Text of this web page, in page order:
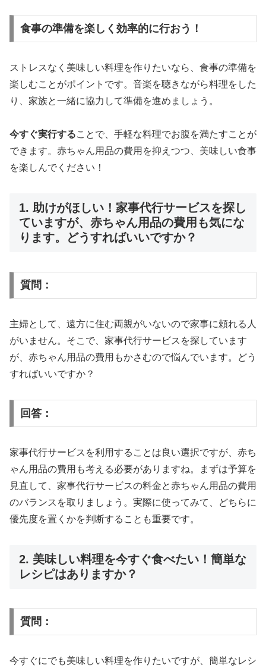
食事の準備を楽しく効率的に行おう！
ストレスなく美味しい料理を作りたいなら、食事の準備を
楽しむことがポイントです。音楽を聴きながら料理をした
り、家族と一緒に協力して準備を進めましょう。
今すぐ実行することで、手軽な料理でお腹を満たすことが
できます。赤ちゃん用品の費用を抑えつつ、美味しい食事
を楽しんでください！
1. 助けがほしい！家事代行サービスを探し
ていますが、赤ちゃん用品の費用も気にな
ります。どうすればいいですか？
質問：
主婦として、遠方に住む両親がいないので家事に頼れる人
がいません。そこで、家事代行サービスを探しています
が、赤ちゃん用品の費用もかさむので悩んでいます。どう
すればいいですか？
回答：
家事代行サービスを利用することは良い選択ですが、赤ち
ゃん用品の費用も考える必要がありますね。まずは予算を
見直して、家事代行サービスの料金と赤ちゃん用品の費用
のバランスを取りましょう。実際に使ってみて、どちらに
優先度を置くかを判断することも重要です。
2. 美味しい料理を今すぐ食べたい！簡単な
レシピはありますか？
質問：
今すぐにでも美味しい料理を作りたいですが、簡単なレシ